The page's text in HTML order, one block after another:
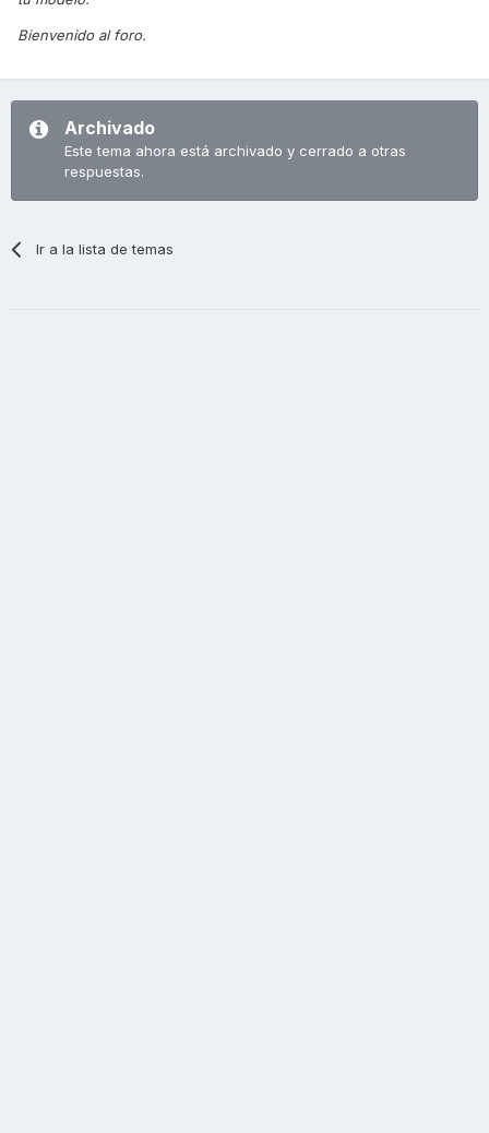
Bienvenido al foro.
Archivado
Este tema ahora está archivado y cerrado a otras
respuestas.
Ir a la lista de temas